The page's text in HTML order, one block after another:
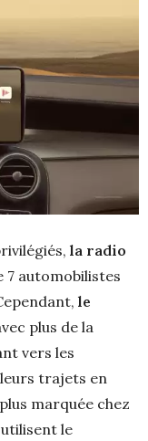
la radio
7 automobilistes
le
plus de la
vers les
trajets en
marquée chez
utilisent le